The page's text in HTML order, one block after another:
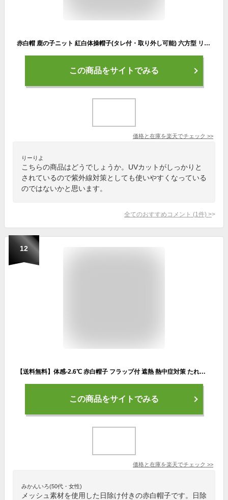
赤白帽 鹿の子ニット 紅白体操帽子(タレ付・取り外し可能) 六方型 リムーバブル アゴゴム付 | UVカット加工 M・L・LL お名前タグあり 園児 幼稚園 保育園 小学生 中学生 高校生 学校用 体育 運動会 子ども 買い替え 赤白ぼうし ラビットアース 宇高 うだか
この商品をサイトでみる
価格と在庫を楽天でチェック >>
りーりよ
こちらの商品はどうでしょうか。UVカットがしっかりと
されているので紫外線対策としても使いやすくなっている
のではないかと思います。
全てのおすすめコメント (1 件) >
12
【送料無料】体感-2.6℃ 赤白帽子 フラップ付 遮熱 熱中症対策 たれ付 着脱可能 【あす楽・即納】紅白帽子 赤白帽子 メッシュ 体操帽子 UVカット 取り外せる 男女兼用 小学生 幼稚園 保育園 幼児 ニット 体育 涼しい 洗える S M L LL メール便 903036
この商品をサイトでみる
価格と在庫を楽天でチェック >>
みかんいろ(50代・女性)
メッシュ素材を使用した日除け付きの赤白帽子です。日除